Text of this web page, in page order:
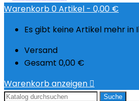
Warenkorb0Artikel - 0,00 €
Es gibt keine Artikel mehr
Versand
Gesamt 0,00 €
Warenkorb anzeigen 
Suche